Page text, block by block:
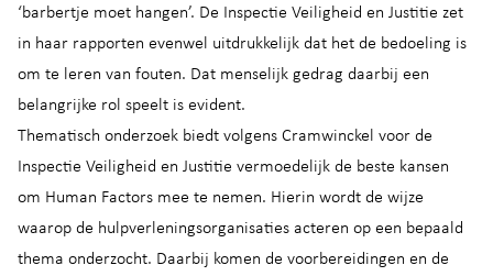
‘barbertje moet hangen’. De Inspectie Veiligheid en Justitie zet
in haar rapporten evenwel uitdrukkelijk dat het de bedoeling is
om te leren van fouten. Dat menselijk gedrag daarbij een
belangrijke rol speelt is evident.
Thematisch onderzoek biedt volgens Cramwinckel voor de
Inspectie Veiligheid en Justitie vermoedelijk de beste kansen
om Human Factors mee te nemen. Hierin wordt de wijze
waarop de hulpverleningsorganisaties acteren op een bepaald
thema onderzocht. Daarbij komen de voorbereidingen en de